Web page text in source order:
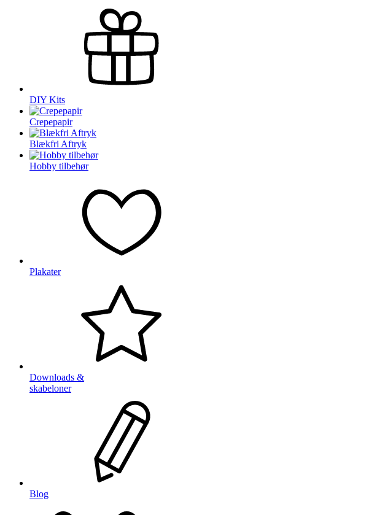
DIY Kits
Crepepapir
Blækfri Aftryk
Hobby tilbehør
Plakater
Downloads &
skabeloner
Blog